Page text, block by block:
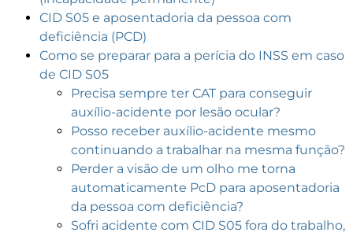
CID S05 e aposentadoria da pessoa com
deficiência (PCD)
Como se preparar para a perícia do INSS em caso
de CID S05
Precisa sempre ter CAT para conseguir
auxílio-acidente por lesão ocular?
Posso receber auxílio-acidente mesmo
continuando a trabalhar na mesma função?
Perder a visão de um olho me torna
automaticamente PcD para aposentadoria
da pessoa com deficiência?
Sofri acidente com CID S05 fora do trabalho,